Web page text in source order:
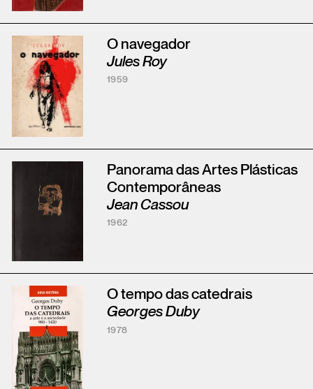
O navegador
Jules Roy
1959
Panorama das Artes Plásticas
Contemporâneas
Jean Cassou
1962
O tempo das catedrais
Georges Duby
1978